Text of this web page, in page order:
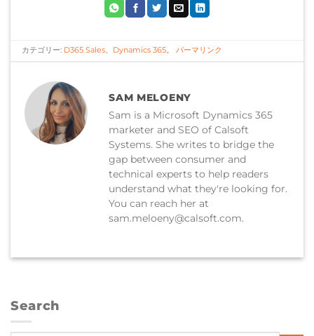
カテゴリー: D365 Sales、 Dynamics 365。パーマリンク
SAM MELOENY
Sam is a Microsoft Dynamics 365
marketer and SEO of Calsoft
Systems. She writes to bridge the
gap between consumer and
technical experts to help readers
understand what they're looking for.
You can reach her at
sam.meloeny@calsoft.com.
Search